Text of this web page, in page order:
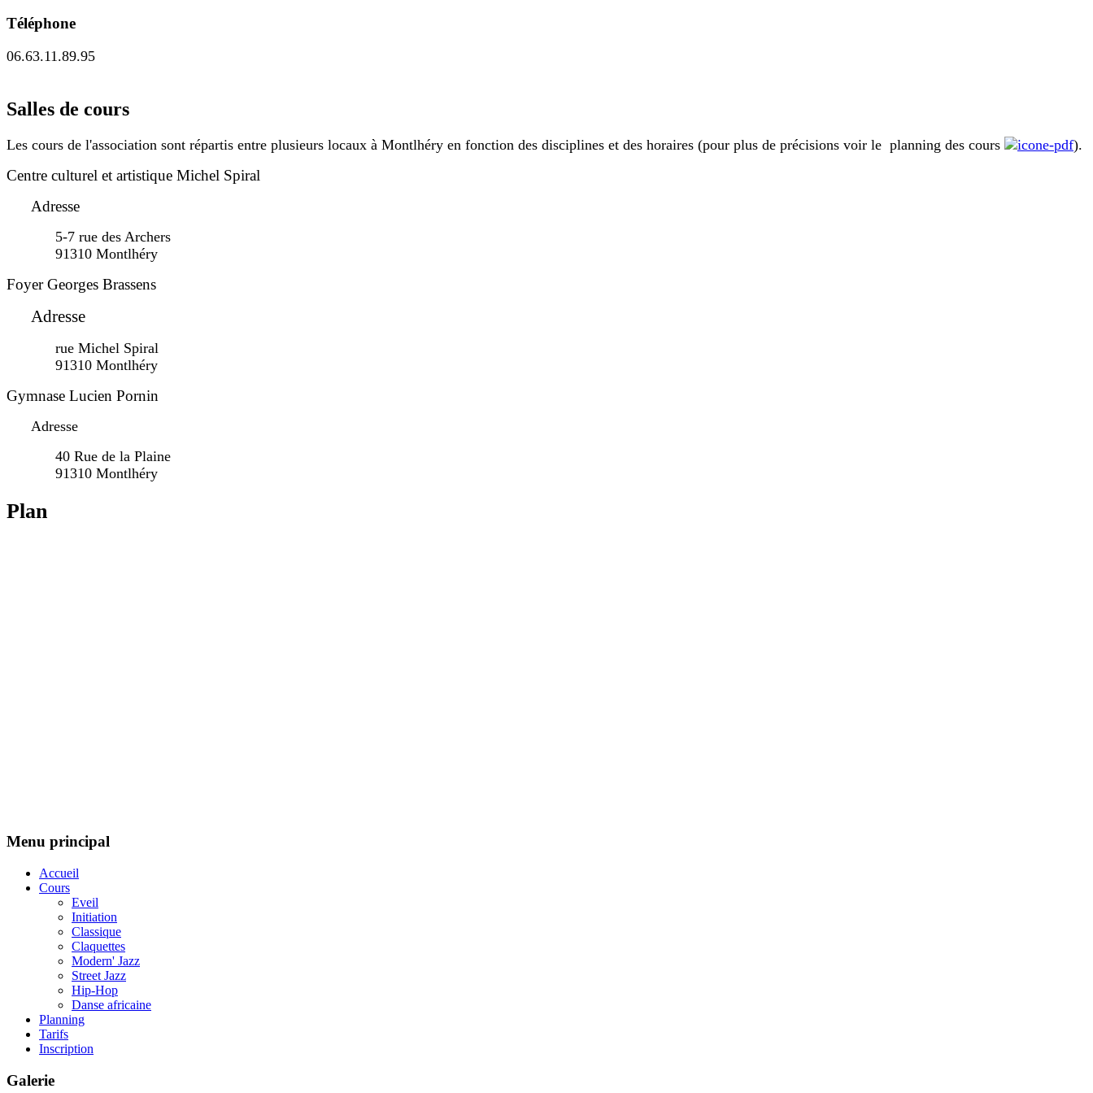
Téléphone
06.63.11.89.95
Salles de cours
Les cours de l'association sont répartis entre plusieurs locaux à Montlhéry en fonction des disciplines et des horaires (pour plus de précisions voir le planning des cours ).
Centre culturel et artistique Michel Spiral
Adresse
5-7 rue des Archers
91310 Montlhéry
Foyer Georges Brassens
Adresse
rue Michel Spiral
91310 Montlhéry
Gymnase Lucien Pornin
Adresse
40 Rue de la Plaine
91310 Montlhéry
Plan
Menu principal
Accueil
Cours
Eveil
Initiation
Classique
Claquettes
Modern' Jazz
Street Jazz
Hip-Hop
Danse africaine
Planning
Tarifs
Inscription
Galerie